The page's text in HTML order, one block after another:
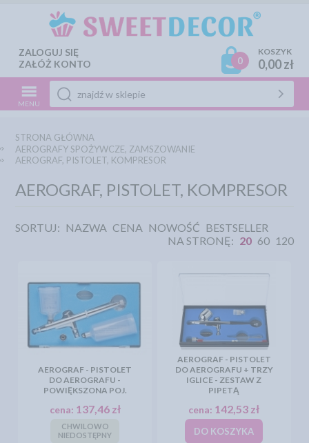
ZALOGUJ SIĘ
ZAŁÓŻ KONTO
0
KOSZYK
0,00 zł
MENU
STRONA GŁÓWNA
AEROGRAFY SPOŻYWCZE, ZAMSZOWANIE
AEROGRAF, PISTOLET, KOMPRESOR
AEROGRAF, PISTOLET, KOMPRESOR
SORTUJ: NAZWA CENA NOWOŚĆ BESTSELLER
NA STRONĘ: 20 60 120
AEROGRAF - PISTOLET
DO AEROGRAFU -
POWIĘKSZONA POJ.
cena: 137,46 zł
CHWILOWO
NIEDOSTĘPNY
AEROGRAF - PISTOLET
DO AEROGRAFU + TRZY
IGLICE - ZESTAW Z
PIPETĄ
cena: 142,53 zł
DO KOSZYKA